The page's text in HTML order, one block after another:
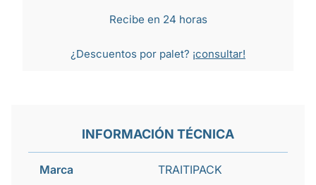
Recibe en 24 horas
¿Descuentos por palet? ¡consultar!
INFORMACIÓN TÉCNICA
Marca TRAITIPACK